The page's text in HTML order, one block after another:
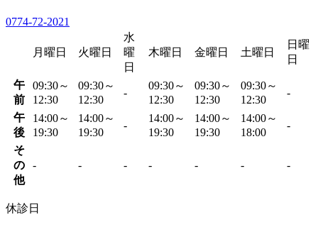
0774-72-2021
月曜日 火曜日
水
曜
日
木曜日 金曜日 土曜日
日曜
日
午
前
09:30～
12:30
09:30～
12:30
-
09:30～
12:30
09:30～
12:30
09:30～
12:30
-
午
後
14:00～
19:30
14:00～
19:30
-
14:00～
19:30
14:00～
19:30
14:00～
18:00
-
そ
の
他
- - - - - - -
休診日